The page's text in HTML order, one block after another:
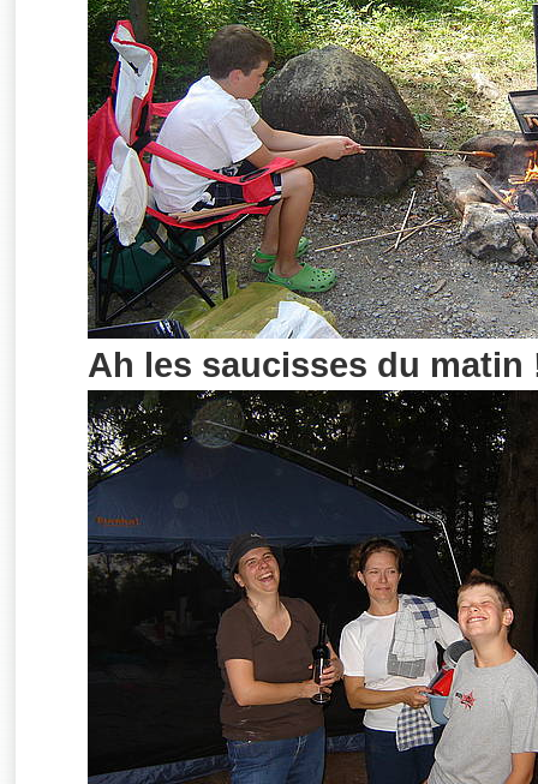
Ah les saucisses du matin